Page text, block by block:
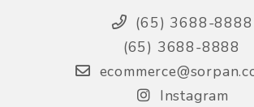
(65) 3688-8888
(65) 3688-8888
Instagram